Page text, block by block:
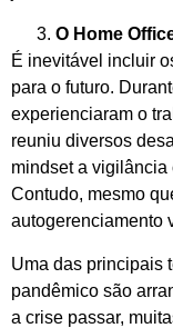
O Home
É inevitável incluir
para o futuro.
experienciaram o
reuniu diversos
mindset a vigilância
Contudo, mesmo
autogerenciamento
Uma das principais
pandêmico são
a crise passar,